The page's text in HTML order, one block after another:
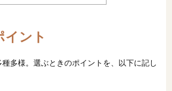
イント
多様。選ぶときのポイントを、以下に記し